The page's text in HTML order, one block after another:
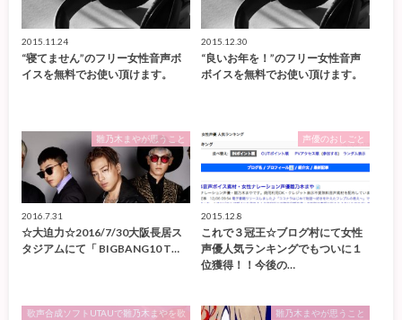
2015.11.24
“寝てません”のフリー女性音声ボ
イスを無料でお使い頂けます。
2015.12.30
“良いお年を！”のフリー女性音声
ボイスを無料でお使い頂けます。
雛乃木まやが思うこと
2016.7.31
☆大迫力☆2016/7/30大阪長居ス
タジアムにて「 BIGBANG10 T…
声優のおしごと
2015.12.8
これで３冠王☆ブログ村にて女性
声優人気ランキングでもついに１
位獲得！！今後の…
歌声合成ソフトUTAUで雛乃木まやを歌
雛乃木まやが思うこと